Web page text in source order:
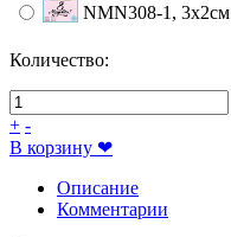
NMN308-1, 3x2см
Количество:
+ -
В корзину ❤
Описание
Комментарии